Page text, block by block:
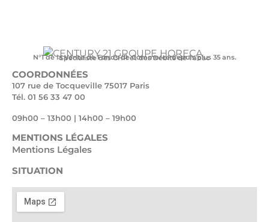
N°1 de la Vente de Fonds de Commerce depuis plus 35 ans.
Spécialiste des CHR et des Débits de Tabac
COORDONNÉES
107 rue de Tocqueville 75017 Paris
Tél. 01 56 33 47 00
09h00 – 13h00 | 14h00 – 19h00
MENTIONS LÉGALES
Mentions Légales
SITUATION